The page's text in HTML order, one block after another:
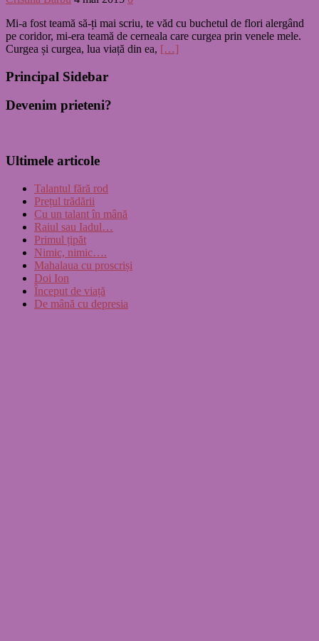
Mi-a fost teamă să-ți mai scriu, te văd cu buchetul de flori alergând
pe coridor, mi-era teamă de cerneala care curgea prin venele mele.
Curgea și curgea, lua viață din ea, […]
Principal Sidebar
Devenim prieteni?
Ultimele articole
Talantul fără rod
Prețul trădării
Cu un talant în mână
Raiul sau Iadul…
Primul țipăt
Nimic, nimic….
Mahalaua cu proscriși
Doi Ion
Început de viață
De mână cu depresia